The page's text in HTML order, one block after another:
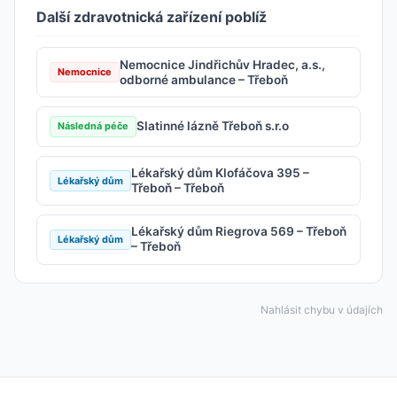
Další zdravotnická zařízení poblíž
Nemocnice
Nemocnice Jindřichův Hradec, a.s.,
odborné ambulance – Třeboň
Následná péče Slatinné lázně Třeboň s.r.o
Lékařský dům
Lékařský dům Klofáčova 395 –
Třeboň – Třeboň
Lékařský dům
Lékařský dům Riegrova 569 – Třeboň
– Třeboň
Nahlásit chybu v údajích